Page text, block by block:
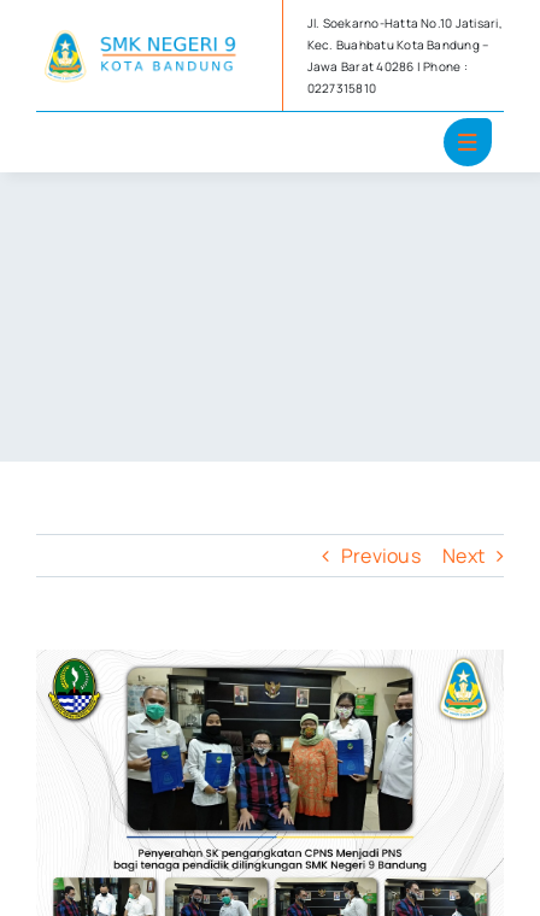
content
Jl. Soekarno-Hatta No.10 Jatisari,
Kec. Buahbatu Kota Bandung –
Jawa Barat 40286 | Phone :
0227315810
Previous Next
View
Larger
Image